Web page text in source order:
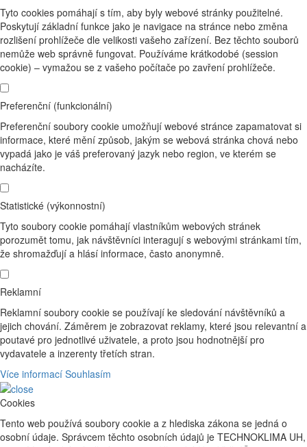
Tyto cookies pomáhají s tím, aby byly webové stránky použitelné.
Poskytují základní funkce jako je navigace na stránce nebo změna
rozlišení prohlížeče dle velikosti vašeho zařízení. Bez těchto souborů
nemůže web správně fungovat. Používáme krátkodobé (session
cookie) – vymažou se z vašeho počítače po zavření prohlížeče.
Preferenční (funkcionální)
Preferenční soubory cookie umožňují webové stránce zapamatovat si
informace, které mění způsob, jakým se webová stránka chová nebo
vypadá jako je váš preferovaný jazyk nebo region, ve kterém se
nacházíte.
Statistické (výkonnostní)
Tyto soubory cookie pomáhají vlastníkům webových stránek
porozumět tomu, jak návštěvníci interagují s webovými stránkami tím,
že shromažďují a hlásí informace, často anonymně.
Reklamní
Reklamní soubory cookie se používají ke sledování návštěvníků a
jejich chování. Záměrem je zobrazovat reklamy, které jsou relevantní a
poutavé pro jednotlivé uživatele, a proto jsou hodnotnější pro
vydavatele a inzerenty třetích stran.
Více informací Souhlasím
Cookies
Tento web používá soubory cookie a z hlediska zákona se jedná o
osobní údaje. Správcem těchto osobních údajů je TECHNOKLIMA UH,